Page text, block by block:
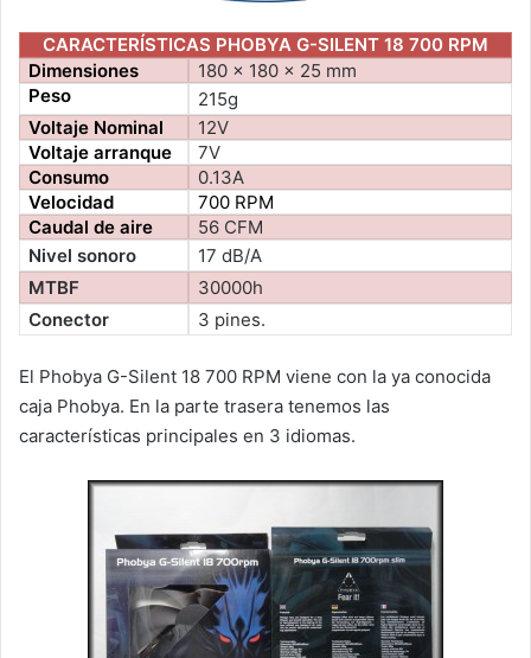
CARACTERÍSTICAS PHOBYA G-SILENT 18 700 RPM
Dimensiones
180 x 180 x 25 mm
Peso
215g
Voltaje Nominal
12V
Voltaje arranque
7V
Consumo
0.13A
Velocidad
700 RPM
Caudal de aire
56 CFM
Nivel sonoro
17 dB/A
MTBF
30000h
Conector
3 pines.
El Phobya G-Silent 18 700 RPM viene con la ya conocida
caja Phobya. En la parte trasera tenemos las
características principales en 3 idiomas.